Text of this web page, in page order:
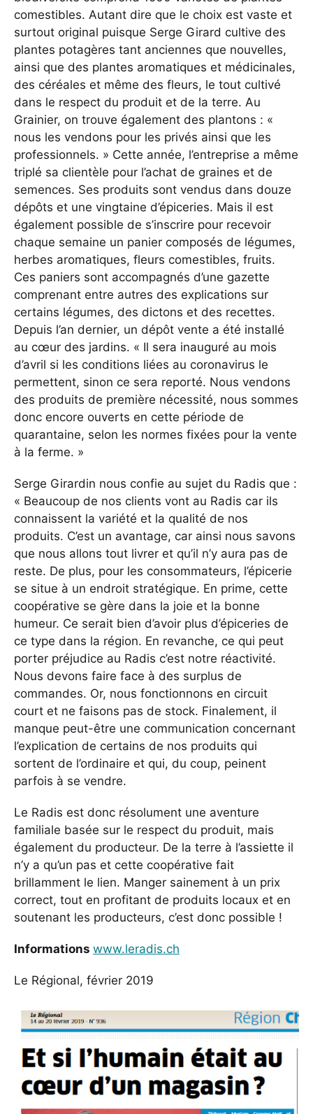
comestibles. Autant dire que le choix est vaste et
surtout original puisque Serge Girard cultive des
plantes potagères tant anciennes que nouvelles,
ainsi que des plantes aromatiques et médicinales,
des céréales et même des fleurs, le tout cultivé
dans le respect du produit et de la terre. Au
Grainier, on trouve également des plantons : «
nous les vendons pour les privés ainsi que les
professionnels. » Cette année, l’entreprise a même
triplé sa clientèle pour l’achat de graines et de
semences. Ses produits sont vendus dans douze
dépôts et une vingtaine d’épiceries. Mais il est
également possible de s’inscrire pour recevoir
chaque semaine un panier composés de légumes,
herbes aromatiques, fleurs comestibles, fruits.
Ces paniers sont accompagnés d’une gazette
comprenant entre autres des explications sur
certains légumes, des dictons et des recettes.
Depuis l’an dernier, un dépôt vente a été installé
au cœur des jardins. « Il sera inauguré au mois
d’avril si les conditions liées au coronavirus le
permettent, sinon ce sera reporté. Nous vendons
des produits de première nécessité, nous sommes
donc encore ouverts en cette période de
quarantaine, selon les normes fixées pour la vente
à la ferme. »
Serge Girardin nous confie au sujet du Radis que :
« Beaucoup de nos clients vont au Radis car ils
connaissent la variété et la qualité de nos
produits. C’est un avantage, car ainsi nous savons
que nous allons tout livrer et qu’il n’y aura pas de
reste. De plus, pour les consommateurs, l’épicerie
se situe à un endroit stratégique. En prime, cette
coopérative se gère dans la joie et la bonne
humeur. Ce serait bien d’avoir plus d’épiceries de
ce type dans la région. En revanche, ce qui peut
porter préjudice au Radis c’est notre réactivité.
Nous devons faire face à des surplus de
commandes. Or, nous fonctionnons en circuit
court et ne faisons pas de stock. Finalement, il
manque peut-être une communication concernant
l’explication de certains de nos produits qui
sortent de l’ordinaire et qui, du coup, peinent
parfois à se vendre.
Le Radis est donc résolument une aventure
familiale basée sur le respect du produit, mais
également du producteur. De la terre à l’assiette il
n’y a qu’un pas et cette coopérative fait
brillamment le lien. Manger sainement à un prix
correct, tout en profitant de produits locaux et en
soutenant les producteurs, c’est donc possible !
Informations www.leradis.ch
Le Régional, février 2019